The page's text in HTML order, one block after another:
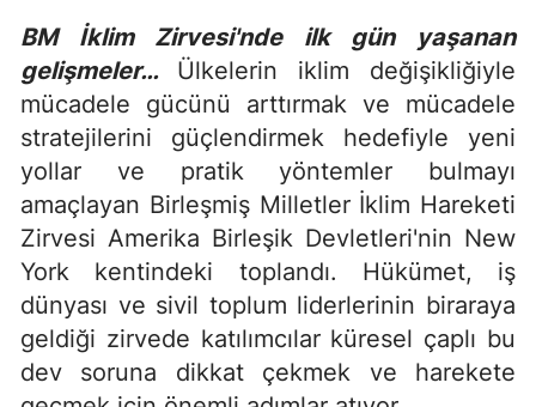
BM İklim Zirvesi'nde ilk gün yaşanan
gelişmeler… Ülkelerin iklim değişikliğiyle
mücadele gücünü arttırmak ve mücadele
stratejilerini güçlendirmek hedefiyle yeni
yollar ve pratik yöntemler bulmayı
amaçlayan Birleşmiş Milletler İklim Hareketi
Zirvesi Amerika Birleşik Devletleri'nin New
York kentindeki toplandı. Hükümet, iş
dünyası ve sivil toplum liderlerinin biraraya
geldiği zirvede katılımcılar küresel çaplı bu
dev soruna dikkat çekmek ve harekete